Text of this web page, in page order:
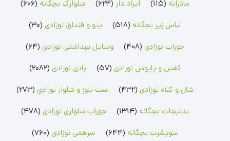
شلوار پسرانه
رامپر پسرانه
جوراب پسرانه
مادرانه (115) ایراد دار (624) شلوارک بچگانه (606)
لباس زیر بچگانه (518) پتو و قنداق نوزادی (30)
جوراب نوزادی (408) وسایل بهداشتی نوزادی (64)
کفش و پاپوش نوزادی (57) بادی نوزادی (2082)
شال و کلاه نوزادی (432) ست بلوز و شلوار نوزادی (273)
بدلیجات بچگانه (1314) جوراب شلواری نوزادی (478)
سویشرت بچگانه (644) سرهمی نوزادی (760)